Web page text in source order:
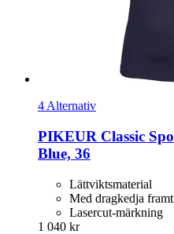
4 Alternativ
PIKEUR Classic
Blue, 36
Lättviktsmaterial
Med dragkedja
Lasercut-märkning
1 040 kr